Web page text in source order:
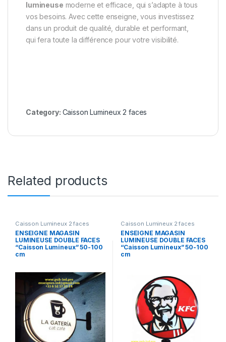
lumineuse moderne et efficace, qui s’adapte à tous
vos besoins. Avec cette enseigne, vous investissez
dans un produit de qualité, durable et performant,
qui fera toute la différence pour votre visibilité.
Category: Caisson Lumineux 2 faces
Related products
Caisson Lumineux 2 faces
ENSEIGNE MAGASIN
LUMINEUSE DOUBLE FACES
“Caisson Lumineux” 50-100
cm
Caisson Lumineux 2 faces
ENSEIGNE MAGASIN
LUMINEUSE DOUBLE FACES
“Caisson Lumineux” 50-100
cm